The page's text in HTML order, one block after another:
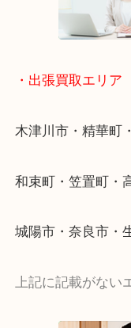
物を整理するケ
値段つくものが